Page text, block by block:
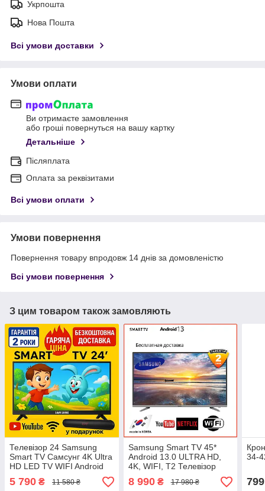
Укрпошта
Нова Пошта
Всі умови доставки
Умови оплати
Ви отримаєте замовлення
або гроші повернуться на вашу картку
Детальніше
Післяплата
Оплата за реквізитами
Всі умови оплати
Умови повернення
Повернення товару впродовж 14 днів за домовленістю
Всі умови повернення
З цим товаром також замовляють
Телевізор 24 Samsung
Smart TV Самсунг 4K Ultra
HD LED TV WIFI Android
Андроїд 13 Смарт ТВ
Гарантія 2 роки
5 790 ₴ 11 580 ₴
Samsung Smart TV 45*
Android 13.0 ULTRA HD,
4K, WIFI, T2 Телевізор
Самсунг Смарт тв
8 990₴ 17 980 ₴
34-
799